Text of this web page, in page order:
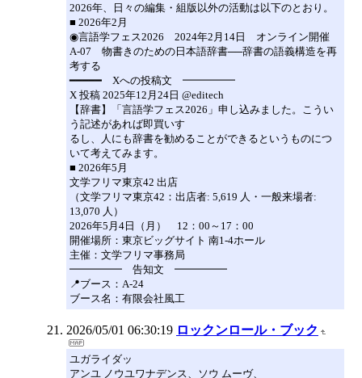
2026年、日々の編集・組版以外の活動は以下のとおり。
■ 2026年2月
◉言語学フェス2026 2024年2月14日 オンライン開催
A-07 物書きのための日本語辞書──辞書の語義構造を再
考する
━━━━━ Xへの投稿文 ━━━━━
X 投稿 2025年12月24日 @editech
【辞書】「言語学フェス2026」申し込みました。こうい
う記述があれば即買いす
るし、人にも辞書を勧めることができるというものにつ
いて考えてみます。
■ 2026年5月
文学フリマ東京42 出店
（文学フリマ東京42：出店者: 5,619 人・一般来場者:
13,070 人）
2026年5月4日（月） 12：00～17：00
開催場所：東京ビッグサイト 南1-4ホール
主催：文学フリマ事務局
━━━━━ 告知文 ━━━━━
📍ブース：A-24
ブース名：有限会社風工
2026/05/01 06:30:19 ロックンロール・ブック
ユガライダッ
アンユ ノウユワナデンス、ソウ ムーヴ、